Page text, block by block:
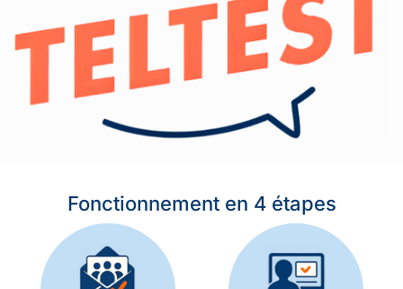
Fonctionnement en 4 étapes